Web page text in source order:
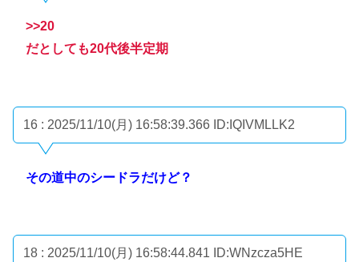
>>20
だとしても20代後半定期
16 : 2025/11/10(月) 16:58:39.366 ID:IQIVMLLK2
その道中のシードラだけど？
18 : 2025/11/10(月) 16:58:44.841 ID:WNzcza5HE